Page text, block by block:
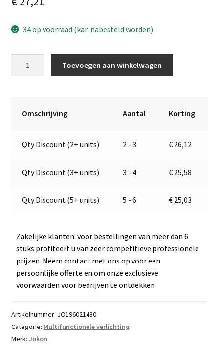
34 op voorraad (kan nabesteld worden)
19.6021.430,
0231469
Toevoegen aan winkelwagen
r
t
v
Omschrijving Aantal Korting
Qty Discount (2+ units) 2 - 3 € 26,12
Qty Discount (3+ units) 3 - 4 € 25,58
Qty Discount (5+ units) 5 - 6 € 25,03
Zakelijke klanten: voor bestellingen van meer dan 6
stuks profiteert u van zeer competitieve professionele
prijzen. Neem contact met ons op voor een
persoonlijke offerte en om onze exclusieve
voorwaarden voor bedrijven te ontdekken
Artikelnummer: JO196021430
Categorie: Multifunctionele verlichting
Merk: Jokon